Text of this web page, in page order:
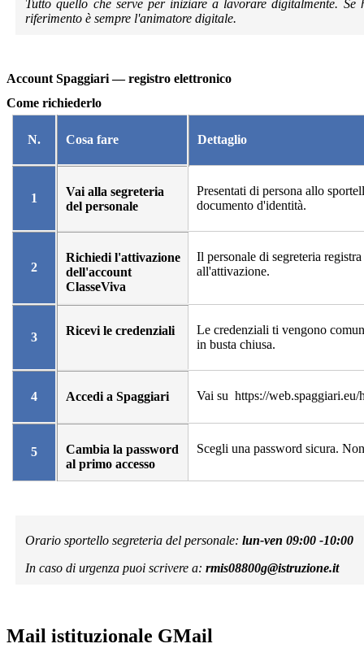
Tutto quello che serve per iniziare a lavorare digitalmente.
riferimento è sempre l'animatore digitale.
Account Spaggiari — registro elettronico
Come richiederlo
N. Cosa fare Dettaglio
1
Vai alla segreteria
del personale
Presentati di persona allo
documento d'identità.
2
Richiedi l'attivazione
dell'account
ClasseViva
Il personale di segreteria
all'attivazione.
3 Ricevi le credenziali
Le credenziali ti vengono
in busta chiusa.
4 Accedi a Spaggiari Vai su https://
5
Cambia la password
al primo accesso
Scegli una password sicura.
Orario sportello segreteria del personale:lun-ven 09:00 -10:00
In caso di urgenza puoi scrivere a:rmis08800g@istruzione.it
Mail istituzionale GMail